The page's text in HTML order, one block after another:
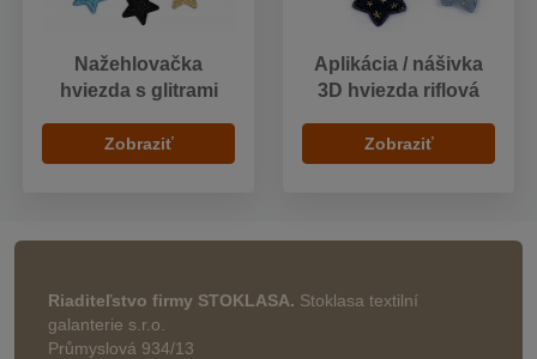
Nažehlovačka
hviezda s glitrami
Zobraziť
Aplikácia / nášivka
3D hviezda riflová
Zobraziť
Riaditeľstvo firmy STOKLASA. Stoklasa textilní
galanterie s.r.o.
Průmyslová 934/13